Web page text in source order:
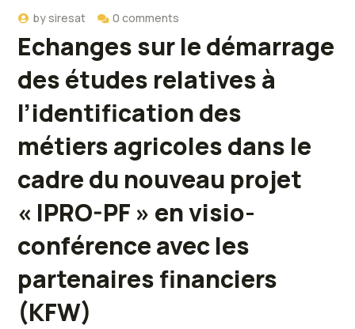
by siresat 0 comments
Echanges sur le démarrage
des études relatives à
l’identification des
métiers agricoles dans le
cadre du nouveau projet
« IPRO-PF » en visio-
conférence avec les
partenaires financiers
(KFW)